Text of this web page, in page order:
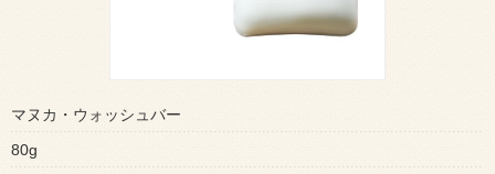
マヌカ・ウォッシュバー
80g